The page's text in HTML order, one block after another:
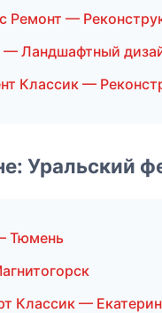
Ремонт —
Ландшафтный
Классик —
Уральский
Тюмень
Классик —